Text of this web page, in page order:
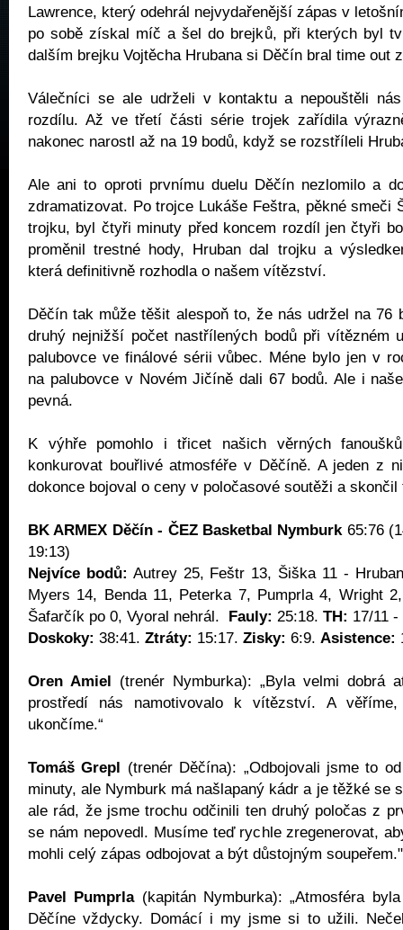
Lawrence, který odehrál nejvydařenější zápas v
po sobě získal míč a šel do brejků, při kterých byl
dalším brejku Vojtěcha Hrubana si Děčín bral time out
Válečníci se ale udrželi v kontaktu a nepouštěli
rozdílu. Až ve třetí části série trojek zařídila
nakonec narostl až na 19 bodů, když se rozstříleli
Ale ani to oproti prvnímu duelu Děčín nezlomilo a
zdramatizovat. Po trojce Lukáše Feštra, pěkné smeči
trojku, byl čtyři minuty před koncem rozdíl jen čtyři
proměnil trestné hody, Hruban dal trojku a
která definitivně rozhodla o našem vítězství.
Děčín tak může těšit alespoň to, že nás udržel na 76
druhý nejnižší počet nastřílených bodů při vítězném
palubovce ve finálové sérii vůbec. Méne bylo jen v
na palubovce v Novém Jičíně dali 67 bodů. Ale i
pevná.
K výhře pomohlo i třicet našich věrných
konkurovat bouřlivé atmosféře v Děčíně. A jeden z
dokonce bojoval o ceny v poločasové soutěži a
BK ARMEX Děčín - ČEZ Basketbal Nymburk65:76
19:13)
Nejvíce bodů: Autrey 25, Feštr 13, Šiška 11 -
Myers 14, Benda 11, Peterka 7, Pumprla 4, Wright
Šafarčík po 0, Vyoral nehrál. Fauly: 25:18. TH: 17/11
Doskoky: 38:41. Ztráty: 15:17. Zisky: 6:9. Asistence:
Oren Amiel (trenér Nymburka): „Byla velmi dobrá
prostředí nás namotivovalo k vítězství. A
ukončíme.“
Tomáš Grepl (trenér Děčína): „Odbojovali jsme to
minuty, ale Nymburk má našlapaný kádr a je těžké se
ale rád, že jsme trochu odčinili ten druhý poločas z
se nám nepovedl. Musíme teď rychle zregenerovat,
mohli celý zápas odbojovat a být důstojným soupeřem."
Pavel Pumprla(kapitán Nymburka): „Atmosféra
Děčíne vždycky. Domácí i my jsme si to užili.